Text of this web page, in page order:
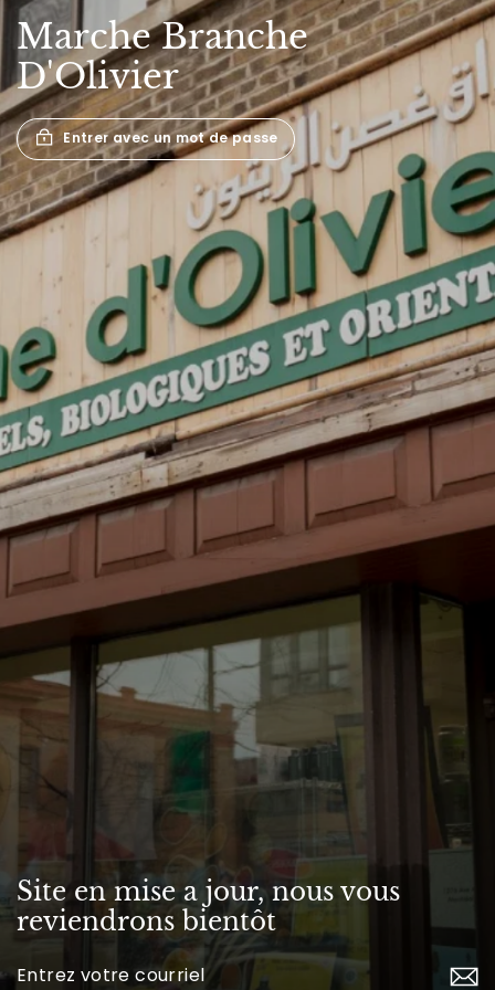
MarcheBranche
D'Olivier
Entrer avec un mot de passe
Site en mise a jour, nous vous
reviendrons bientôt
Inscrivez-